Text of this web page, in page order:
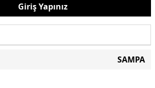
Giriş Yapınız
SAMPA